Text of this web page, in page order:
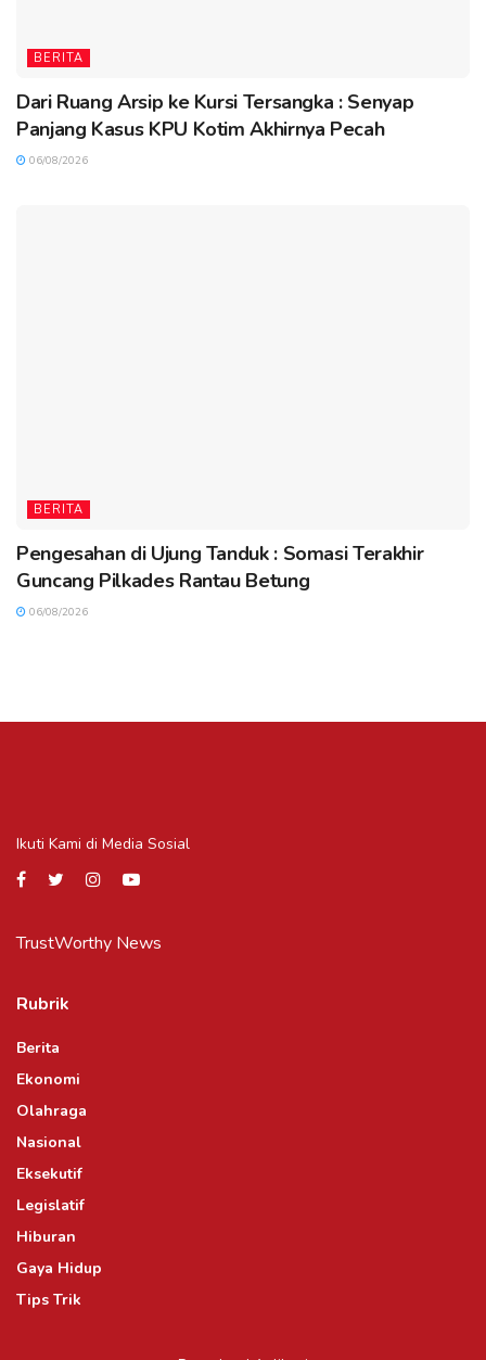
BERITA
Dari Ruang Arsip ke Kursi Tersangka : Senyap
Panjang Kasus KPU Kotim Akhirnya Pecah
06/08/2026
BERITA
Pengesahan di Ujung Tanduk : Somasi Terakhir
Guncang Pilkades Rantau Betung
06/08/2026
Ikuti Kami di Media Sosial
TrustWorthy News
Rubrik
Berita
Ekonomi
Olahraga
Nasional
Eksekutif
Legislatif
Hiburan
Gaya Hidup
Tips Trik